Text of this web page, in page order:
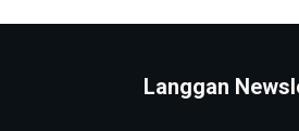
Langgan